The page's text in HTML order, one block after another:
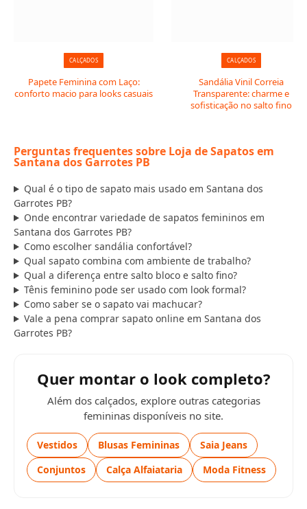
CALÇADOS
Papete Feminina com Laço:
conforto macio para looks casuais
CALÇADOS
Sandália Vinil Correia
Transparente: charme e
sofisticação no salto fino
Perguntas frequentes sobre Loja de Sapatos em
Santana dos Garrotes PB
Qual é o tipo de sapato mais usado em Santana dos
Garrotes PB?
Onde encontrar variedade de sapatos femininos em
Santana dos Garrotes PB?
Como escolher sandália confortável?
Qual sapato combina com ambiente de trabalho?
Qual a diferença entre salto bloco e salto fino?
Tênis feminino pode ser usado com look formal?
Como saber se o sapato vai machucar?
Vale a pena comprar sapato online em Santana dos
Garrotes PB?
Quer montar o look completo?
Além dos calçados, explore outras categorias
femininas disponíveis no site.
Vestidos Blusas Femininas
Saia Jeans
Conjuntos
Calça Alfaiataria Moda Fitness